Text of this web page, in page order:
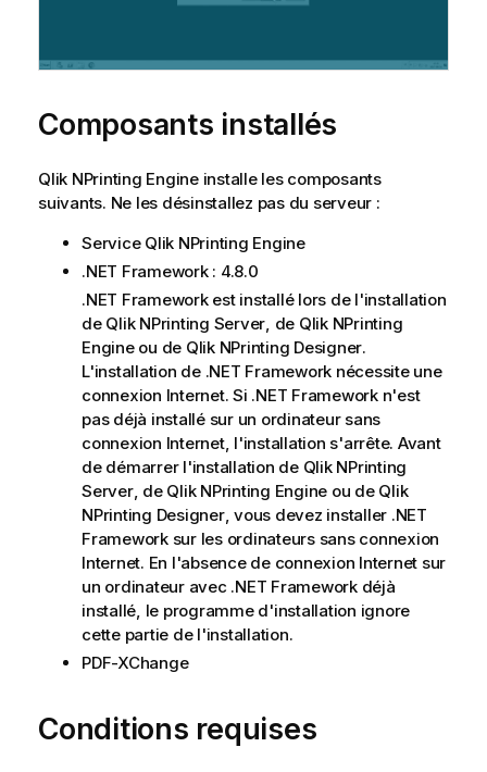
Composants installés
Qlik NPrinting Engineinstalle les composants
suivants. Ne les désinstallez pas du serveur :
Service Qlik NPrinting Engine
.NET Framework : 4.8.0
.NET Framework est installé lors de l'installation
de Qlik NPrinting Server, de Qlik NPrinting
Engineou de Qlik NPrinting Designer.
L'installation de .NET Framework nécessite une
connexion Internet. Si .NET Framework n'est
pas déjà installé sur un ordinateur sans
connexion Internet, l'installation s'arrête. Avant
de démarrer l'installation de Qlik NPrinting
Server, de Qlik NPrinting Engine ou de Qlik
NPrinting Designer, vous devez installer .NET
Framework sur les ordinateurs sans connexion
Internet. En l'absence de connexion Internet sur
un ordinateur avec .NET Framework déjà
installé, le programme d'installation ignore
cette partie de l'installation.
PDF-XChange
Conditions requises